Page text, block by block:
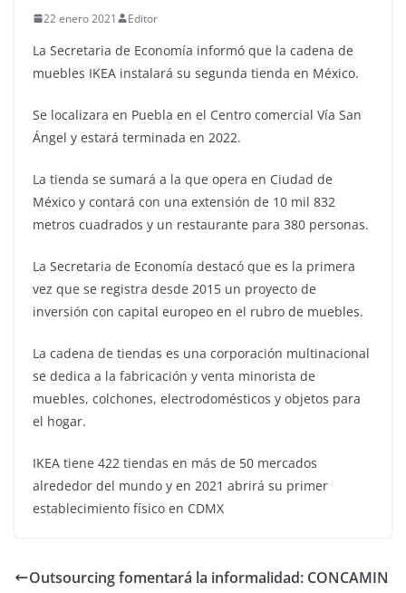
22 enero 2021 Editor
La Secretaria de Economía informó que la cadena de
muebles IKEA instalará su segunda tienda en México.
Se localizara en Puebla en el Centro comercial Vía San
Ángel y estará terminada en 2022.
La tienda se sumará a la que opera en Ciudad de
México y contará con una extensión de 10 mil 832
metros cuadrados y un restaurante para 380 personas.
La Secretaria de Economía destacó que es la primera
vez que se registra desde 2015 un proyecto de
inversión con capital europeo en el rubro de muebles.
La cadena de tiendas es una corporación multinacional
se dedica a la fabricación y venta minorista de
muebles, colchones, electrodomésticos y objetos para
el hogar.
IKEA tiene 422 tiendas en más de 50 mercados
alrededor del mundo y en 2021 abrirá su primer
establecimiento físico en CDMX
Outsourcing fomentará la informalidad: CONCAMIN